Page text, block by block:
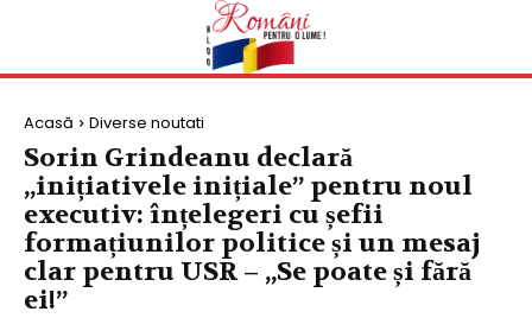
Acasă Diverse noutati
Sorin Grindeanu declară
„inițiativele inițiale” pentru noul
executiv: înțelegeri cu șefii
formațiunilor politice și un mesaj
clar pentru USR – „Se poate și fără
ei!”